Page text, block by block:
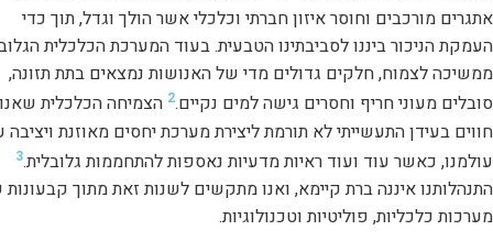
אתגרים מורכבים וחוסר איזון חברתי וכלכלי אשר הולך וגדל, תוך כדי
העמקת הניכור ביננו לסביבתינו הטבעית. בעוד המערכת הכלכלית
ממשיכה לצמוח, חלקים גדולים מדי של האנושות נמצאים בתת תזונה,
סובלים מעוני חריף וחסרים גישה למים נקיים.2 הצמיחה הכלכלית שאנו
חווים בעידן התעשייתי לא תורמת ליצירת מערכת יחסים מאוזנת
עולמנו, כאשר עוד ועוד ראיות מדעיות נאספות להתחממות גלובלית.3
התנהלותנו איננה ברת קיימא, ואנו מתקשים לשנות זאת מתוך
מערכות כלכליות, פוליטיות וטכנולוגיות.